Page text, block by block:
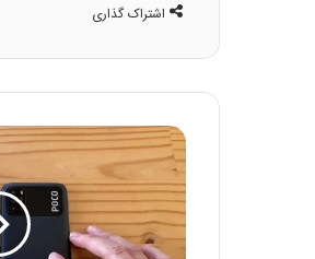
اشتراک گذاری